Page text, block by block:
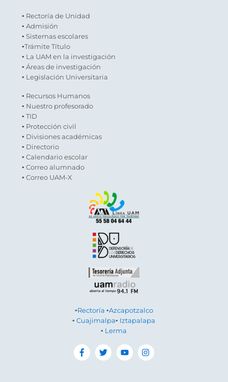
▪ Rectoría de Unidad
▪ Admisión
▪ Sistemas escolares
▪Trámite Título
▪ La UAM en la investigación
▪ Áreas de investigación
▪ Legislación Universitaria
▪ Recursos Humanos
▪ Nuestro profesorado
▪ TID
▪ Protección civil
▪ Divisiones académicas
▪ Directorio
▪ Calendario escolar
▪ Correo alumnado
▪ Correo UAM-X
▪Rectoría ▪Azcapotzalco
▪Cuajimalpa▪ Iztapalapa
▪ Lerma